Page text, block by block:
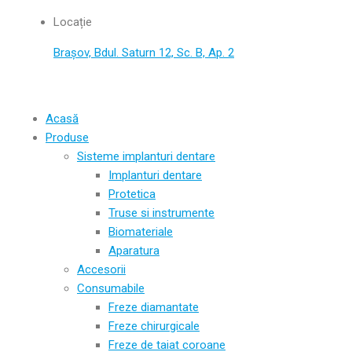
Locație
Brașov, Bdul. Saturn 12, Sc. B, Ap. 2
Acasă
Produse
Sisteme implanturi dentare
Implanturi dentare
Protetica
Truse si instrumente
Biomateriale
Aparatura
Accesorii
Consumabile
Freze diamantate
Freze chirurgicale
Freze de taiat coroane